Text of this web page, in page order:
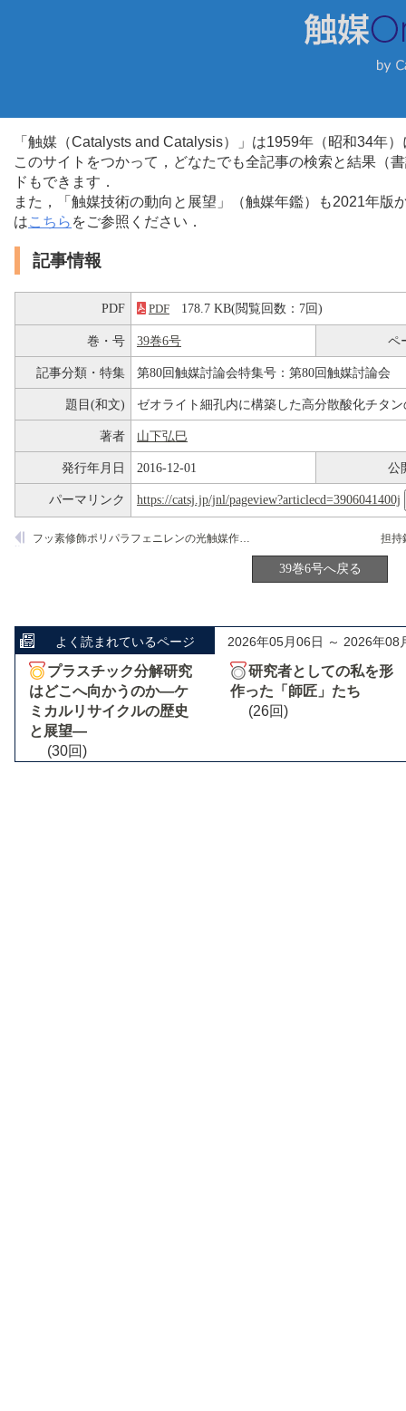
「触媒（Catalysts and Catalysis）」は1959年（昭和34年
このサイトをつかって，どなたでも全記事の検索と結果（
ドもできます．
また，「触媒技術の動向と展望」（触媒年鑑）も2021年
はこちら をご参照ください．
記事情報
PDF PDF 178.7 KB(閲覧回数：7回)
巻・号 39巻6号 ペ
記事分類・特集 第80回触媒討論会特集号：第80回触媒討論会
題目(和文) ゼオライト細孔内に構築した高分散酸化チタ
著者 山下弘巳
発行年月日 2016-12-01 公
パーマリンク https://catsj.jp/jnl/pageview?articlecd=3906041400j
フッ素修飾ポリパラフェニレンの光触媒作用―水分子酸化反応を経由するベンゼンのヒドロキシル化
39巻6号へ戻る
よく読まれているページ 2026年05月06日 ～ 2026年08
プラスチック分解研究
はどこへ向かうのか―ケ
ミカルリサイクルの歴史
と展望―
(30回)
研究者としての私を形
作った「師匠」たち
(26回)